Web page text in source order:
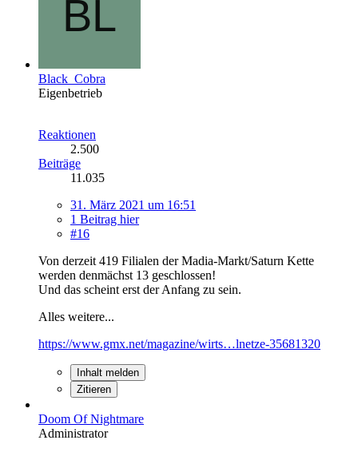
Black_Cobra
Eigenbetrieb
Reaktionen
2.500
Beiträge
11.035
31. März 2021 um 16:51
1 Beitrag hier
#16
Von derzeit 419 Filialen der Madia-Markt/Saturn Kette
werden denmächst 13 geschlossen!
Und das scheint erst der Anfang zu sein.
Alles weitere...
https://www.gmx.net/magazine/wirts…lnetze-35681320
Inhalt melden
Zitieren
Doom Of Nightmare
Administrator